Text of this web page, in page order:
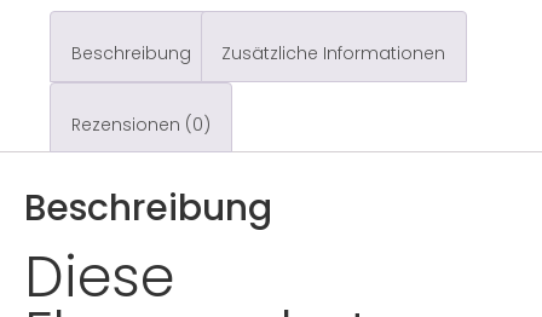
Beschreibung Zusätzliche Informationen
Rezensionen (0)
Beschreibung
Diese